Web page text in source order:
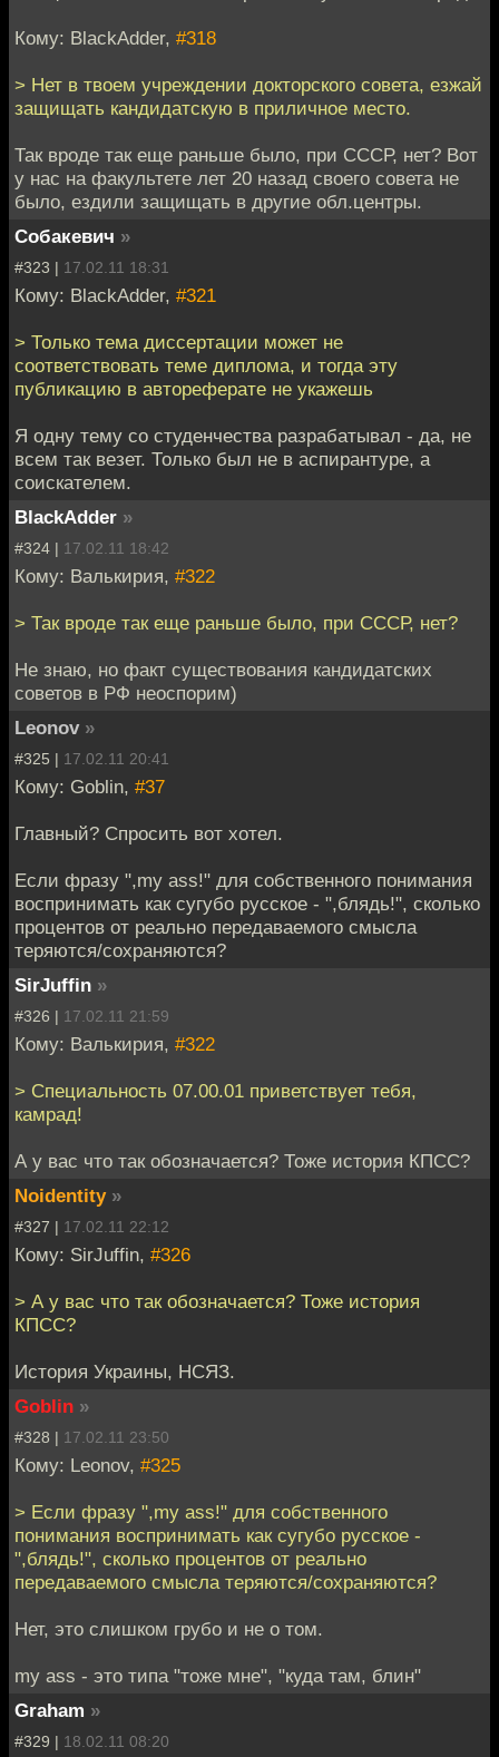
Кому: BlackAdder, #318
> Нет в твоем учреждении докторского совета, езжай
защищать кандидатскую в приличное место.
Так вроде так еще раньше было, при СССР, нет? Вот
у нас на факультете лет 20 назад своего совета не
было, ездили защищать в другие обл.центры.
Собакевич »
#323 | 17.02.11 18:31
Кому: BlackAdder, #321
> Только тема диссертации может не
соответствовать теме диплома, и тогда эту
публикацию в автореферате не укажешь
Я одну тему со студенчества разрабатывал - да, не
всем так везет. Только был не в аспирантуре, а
соискателем.
BlackAdder »
#324 | 17.02.11 18:42
Кому: Валькирия, #322
> Так вроде так еще раньше было, при СССР, нет?
Не знаю, но факт существования кандидатских
советов в РФ неоспорим)
Leonov »
#325 | 17.02.11 20:41
Кому: Goblin, #37
Главный? Спросить вот хотел.
Если фразу ",my ass!" для собственного понимания
воспринимать как сугубо русское - ",блядь!", сколько
процентов от реально передаваемого смысла
теряются/сохраняются?
SirJuffin »
#326 | 17.02.11 21:59
Кому: Валькирия, #322
> Специальность 07.00.01 приветствует тебя,
камрад!
А у вас что так обозначается? Тоже история КПСС?
Noidentity »
#327 | 17.02.11 22:12
Кому: SirJuffin, #326
> А у вас что так обозначается? Тоже история
КПСС?
История Украины, НСЯЗ.
Goblin »
#328 | 17.02.11 23:50
Кому: Leonov, #325
> Если фразу ",my ass!" для собственного
понимания воспринимать как сугубо русское -
",блядь!", сколько процентов от реально
передаваемого смысла теряются/сохраняются?
Нет, это слишком грубо и не о том.
my ass - это типа "тоже мне", "куда там, блин"
Graham »
#329 | 18.02.11 08:20